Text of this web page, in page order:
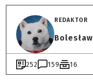
REDAKTOR
Bolesław
252 159 16